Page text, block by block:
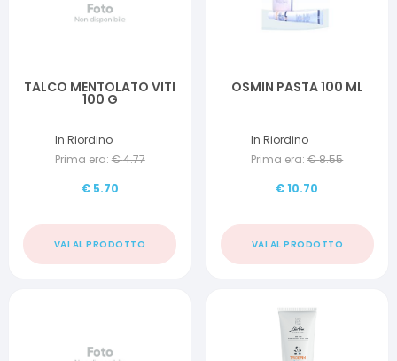
TALCO MENTOLATO VITI
100 G
In Riordino
Prima era: €4.77
€ 5.70
VAI AL PRODOTTO
OSMIN PASTA 100 ML
In Riordino
Prima era: €8.55
€10.70
VAI AL PRODOTTO